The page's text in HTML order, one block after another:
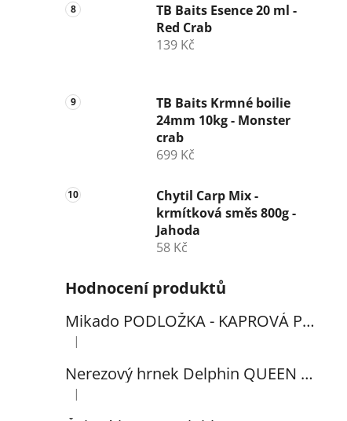
TB Baits Esence 20 ml -
Red Crab
139 Kč
TB Baits Krmné boilie
24mm 10kg - Monster
crab
699 Kč
Chytil Carp Mix -
krmítková směs 800g -
Jahoda
58 Kč
Hodnocení produktů
Mikado PODLOŽKA - KAPROVÁ PRO VYHÁČKOVÁNÍ S METREM - (102x60cm) - 1ks
Hodnocení produktu je 5 z 5 hvězdiček.
|
Nerezový hrnek Delphin QUEEN 300ml
Hodnocení produktu je 5 z 5 hvězdiček.
|